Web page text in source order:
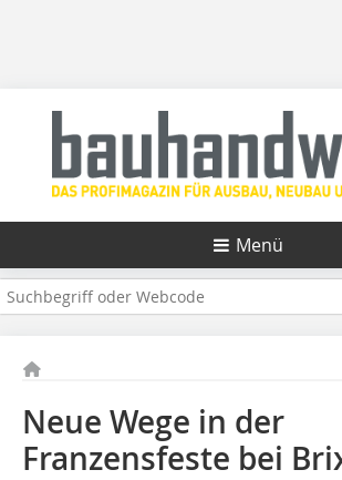
Menü
Neue Wege in der
Franzensfeste bei